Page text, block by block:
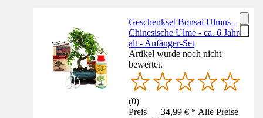
Geschenkset Bonsai Ulmus -
Chinesische Ulme - ca. 6 Jahre
alt - Anfänger-Set
Artikel wurde noch nicht
bewertet.
(0)
Preis — 34,99 € * Alle Preise